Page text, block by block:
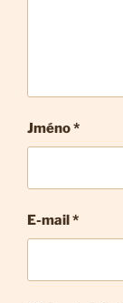
Jméno *
E-mail*